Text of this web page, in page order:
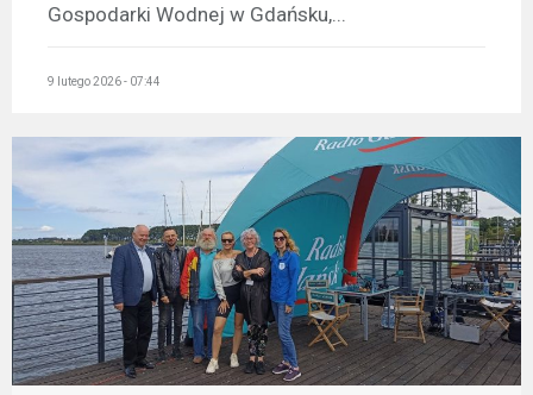
Gospodarki Wodnej w Gdańsku,...
9 lutego 2026 - 07:44